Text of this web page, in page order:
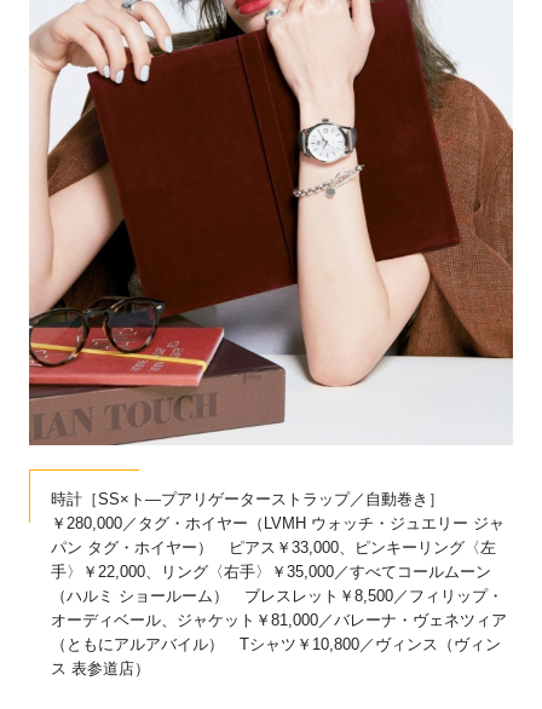
時計［SS×ト―プアリゲーターストラップ／自動巻き］
￥280,000／タグ・ホイヤー（LVMH ウォッチ・ジュエリー ジャ
パン タグ・ホイヤー） ピアス￥33,000、ピンキーリング〈左
手〉￥22,000、リング〈右手〉￥35,000／すべてコールムーン
（ハルミ ショールーム） ブレスレット￥8,500／フィリップ・
オーディベール、ジャケット￥81,000／バレーナ・ヴェネツィア
（ともにアルアバイル） Tシャツ￥10,800／ヴィンス（ヴィン
ス 表参道店）